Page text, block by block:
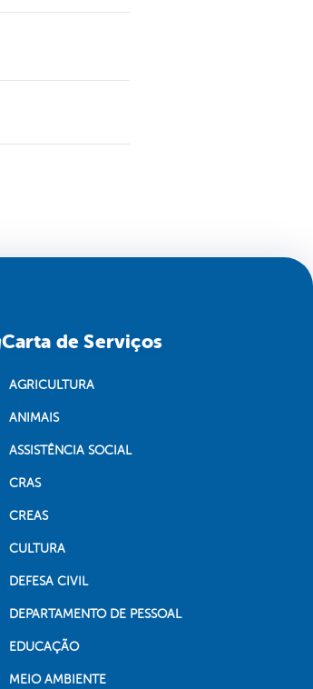
Carta de Serviços
AGRICULTURA
ANIMAIS
ASSISTÊNCIA SOCIAL
CRAS
CREAS
CULTURA
DEFESA CIVIL
DEPARTAMENTO DE PESSOAL
EDUCAÇÃO
MEIO AMBIENTE